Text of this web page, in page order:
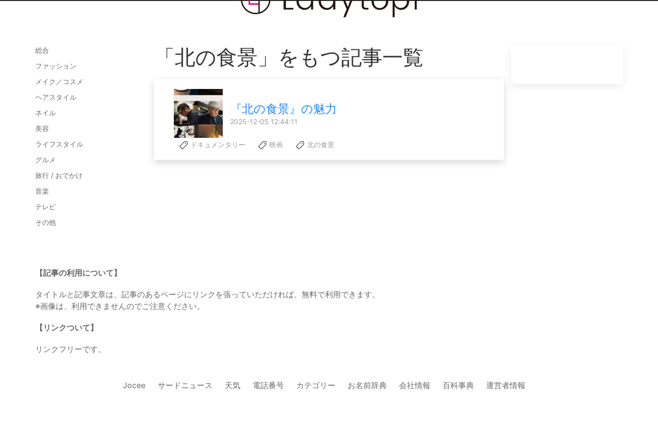
総合
ファッション
メイク／コスメ
ヘアスタイル
ネイル
美容
ライフスタイル
グルメ
旅行 / おでかけ
音楽
テレビ
その他
「北の食景」をもつ記事一覧
『北の食景』の魅力
2025-12-05 12:44:11
ドキュメンタリー 映画 北の食景
【記事の利用について】
タイトルと記事文章は、記事のあるページにリンクを張っていただければ、無料で利用できます。
※画像は、利用できませんのでご注意ください。
【リンクついて】
リンクフリーです。
Jocee サードニュース 天気 電話番号 カテゴリー お名前辞典 会社情報 百科事典 運営者情報